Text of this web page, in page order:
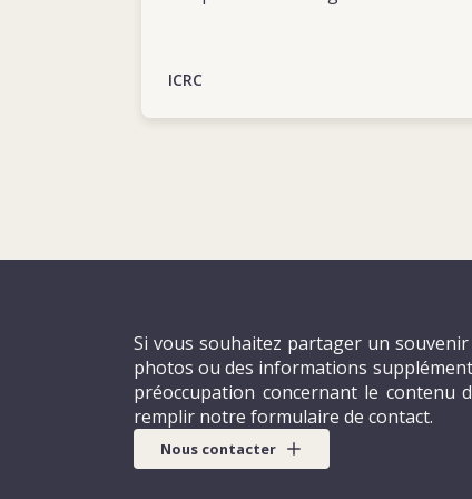
ICRC
Si vous souhaitez partager un
photos ou des informations
préoccupation concernant le contenu
remplir notre formulaire de contact.
Nous contacter